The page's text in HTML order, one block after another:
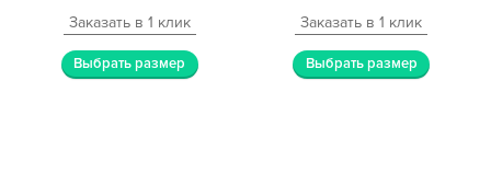
Заказать в 1 клик
Выбрать размер
Заказать в 1 клик
Выбрать размер